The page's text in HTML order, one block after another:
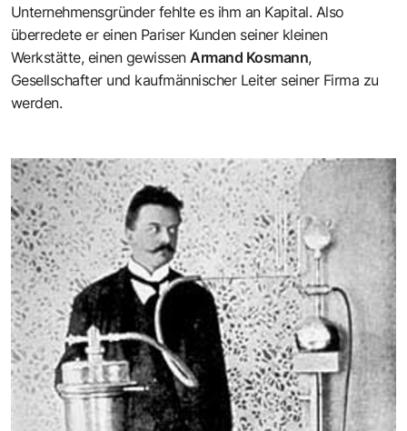
Unternehmensgründer fehlte es ihm an Kapital. Also
überredete er einen Pariser Kunden seiner kleinen
Werkstätte, einen gewissenArmand Kosmann,
Gesellschafter und kaufmännischer Leiter seiner Firma zu
werden.